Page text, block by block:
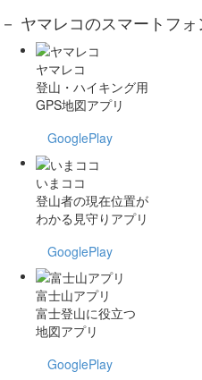
－ ヤマレコのスマートフォ
ヤマレコ
登山・ハイキング用
GPS地図アプリ
GooglePlay
いまココ
登山者の現在位置が
わかる見守りアプリ
GooglePlay
富士山アプリ
富士登山に役立つ
地図アプリ
GooglePlay